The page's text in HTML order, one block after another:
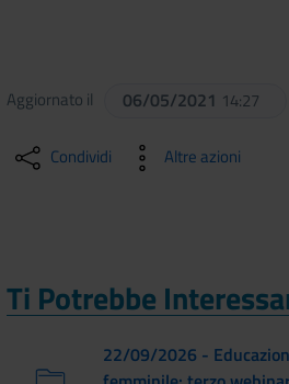
Aggiornato il 06/05/2021 14:27
Condividi Altre azioni
Ti Potrebbe
22/09/2026 -